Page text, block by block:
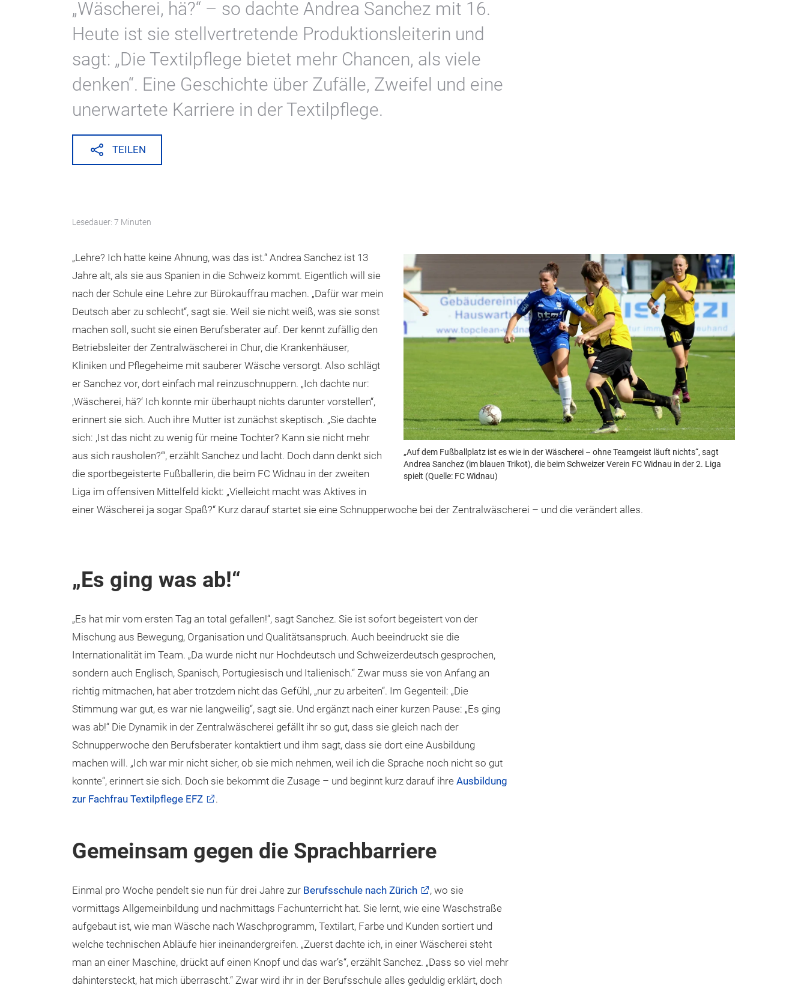
„Wäscherei, hä?“ – so dachte Andrea Sanchez mit 16.
Heute ist sie stellvertretende Produktionsleiterin und
sagt: „Die Textilpflege bietet mehr Chancen, als viele
denken“. Eine Geschichte über Zufälle, Zweifel und eine
unerwartete Karriere in der Textilpflege.
TEILEN
Lesedauer: 7 Minuten
„Auf dem Fußballplatz ist es wie in der Wäscherei – ohne Teamgeist läuft nichts“, sagt
Andrea Sanchez (im blauen Trikot), die beim Schweizer Verein FC Widnau in der 2. Liga
spielt (Quelle: FC Widnau)
„Lehre? Ich hatte keine Ahnung, was das ist.“ Andrea Sanchez ist 13
Jahre alt, als sie aus Spanien in die Schweiz kommt. Eigentlich will sie
nach der Schule eine Lehre zur Bürokauffrau machen. „Dafür war mein
Deutsch aber zu schlecht“, sagt sie. Weil sie nicht weiß, was sie sonst
machen soll, sucht sie einen Berufsberater auf. Der kennt zufällig den
Betriebsleiter der Zentralwäscherei in Chur, die Krankenhäuser,
Kliniken und Pflegeheime mit sauberer Wäsche versorgt. Also schlägt
er Sanchez vor, dort einfach mal reinzuschnuppern. „Ich dachte nur:
‚Wäscherei, hä?‘ Ich konnte mir überhaupt nichts darunter vorstellen“,
erinnert sie sich. Auch ihre Mutter ist zunächst skeptisch. „Sie dachte
sich: ‚Ist das nicht zu wenig für meine Tochter? Kann sie nicht mehr
aus sich rausholen?‘“, erzählt Sanchez und lacht. Doch dann denkt sich
die sportbegeisterte Fußballerin, die beim FC Widnau in der zweiten
Liga im offensiven Mittelfeld kickt: „Vielleicht macht was Aktives in
einer Wäscherei ja sogar Spaß?“ Kurz darauf startet sie eine Schnupperwoche bei der Zentralwäscherei – und die verändert alles.
„Es ging was ab!“
„Es hat mir vom ersten Tag an total gefallen!“, sagt Sanchez. Sie ist sofort begeistert von der
Mischung aus Bewegung, Organisation und Qualitätsanspruch. Auch beeindruckt sie die
Internationalität im Team. „Da wurde nicht nur Hochdeutsch und Schweizerdeutsch gesprochen,
sondern auch Englisch, Spanisch, Portugiesisch und Italienisch.“ Zwar muss sie von Anfang an
richtig mitmachen, hat aber trotzdem nicht das Gefühl, „nur zu arbeiten“. Im Gegenteil: „Die
Stimmung war gut, es war nie langweilig“, sagt sie. Und ergänzt nach einer kurzen Pause: „Es ging
was ab!“ Die Dynamik in der Zentralwäscherei gefällt ihr so gut, dass sie gleich nach der
Schnupperwoche den Berufsberater kontaktiert und ihm sagt, dass sie dort eine Ausbildung
machen will. „Ich war mir nicht sicher, ob sie mich nehmen, weil ich die Sprache noch nicht so gut
konnte“, erinnert sie sich. Doch sie bekommt die Zusage – und beginnt kurz darauf ihre Ausbildung
zur Fachfrau Textilpflege EFZ
.
Gemeinsam gegen die Sprachbarriere
Einmal pro Woche pendelt sie nun für drei Jahre zur Berufsschule nach Zürich
, wo sie
vormittags Allgemeinbildung und nachmittags Fachunterricht hat. Sie lernt, wie eine Waschstraße
aufgebaut ist, wie man Wäsche nach Waschprogramm, Textilart, Farbe und Kunden sortiert und
welche technischen Abläufe hier ineinandergreifen. „Zuerst dachte ich, in einer Wäscherei steht
man an einer Maschine, drückt auf einen Knopf und das war’s“, erzählt Sanchez. „Dass so viel mehr
dahintersteckt, hat mich überrascht.“ Zwar wird ihr in der Berufsschule alles geduldig erklärt, doch